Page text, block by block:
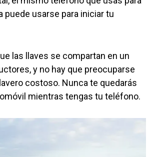
puede usarse para iniciar tu
las llaves se compartan en un
y no hay que preocuparse
costoso. Nunca te quedarás
mientras tengas tu teléfono.